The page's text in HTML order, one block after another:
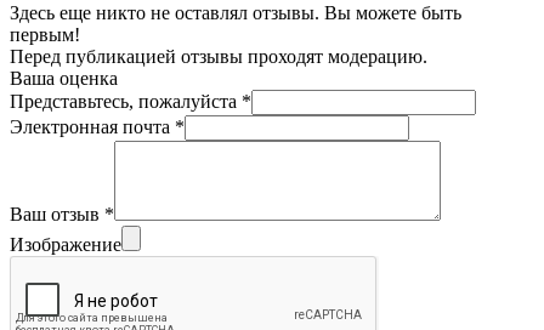
Здесь еще никто не оставлял отзывы. Вы можете быть
первым!
Перед публикацией отзывы проходят модерацию.
Ваша оценка
Представьтесь, пожалуйста *
Электронная почта *
Ваш отзыв *
Изображение